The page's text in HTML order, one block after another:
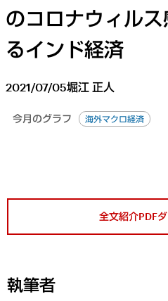
のコロナウィル
るインド経済
2021/07/05堀江 正人
今月のグラフ 海外マクロ経済
全文紹介PDF
執筆者